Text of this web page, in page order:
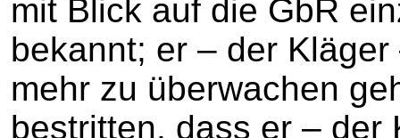
mit Blick auf die GbR
bekannt; er – der
mehr zu überwachen
bestritten, dass er – der